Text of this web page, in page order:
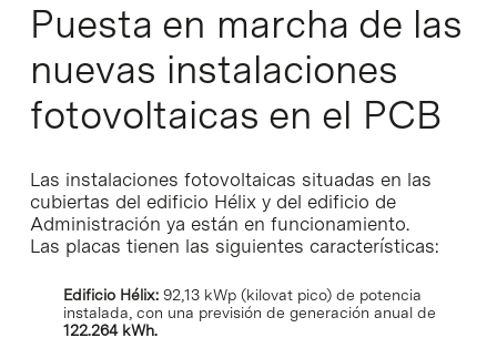
Puesta en marcha de las
nuevas instalaciones
fotovoltaicas en el PCB
Las instalaciones fotovoltaicas situadas en las
cubiertas del edificio Hélix y del edificio de
Administración ya están en funcionamiento.
Las placas tienen las siguientes características:
Edificio Hélix:92,13 kWp (kilovat pico) de potencia
instalada, con una previsión de generación anual de
122.264 kWh.